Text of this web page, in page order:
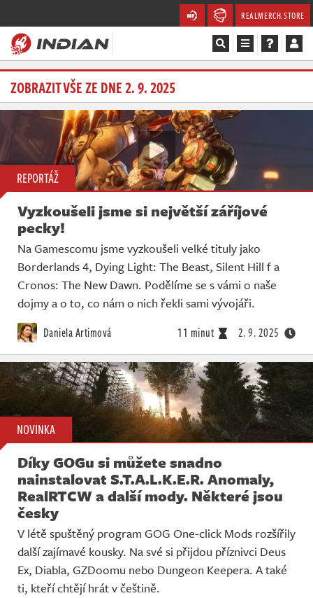
REALMERCH.STORE
Magazín
Recenze
Videa
Soutěže
Databáze
Komunita
Redakce
Živě
ZOBRAZIT VŠE ZE DNE 2. 9. 2025
REPORTÁŽ
Vyzkoušeli jsme si největší záříjové
pecky!
Na Gamescomu jsme vyzkoušeli velké tituly jako
Borderlands 4, Dying Light: The Beast, Silent Hill f a
Cronos: The New Dawn. Podělíme se s vámi o naše
dojmy a o to, co nám o nich řekli sami vývojáři.
Daniela Artimová 11 minut 2. 9. 2025
NOVINKA
Díky GOGu si můžete snadno
nainstalovat S.T.A.L.K.E.R. Anomaly,
RealRTCW a další mody. Některé jsou
česky
V létě spuštěný program GOG One-click Mods rozšířily
další zajímavé kousky. Na své si přijdou příznivci Deus
Ex, Diabla, GZDoomu nebo Dungeon Keepera. A také
ti, kteří chtějí hrát v češtině.